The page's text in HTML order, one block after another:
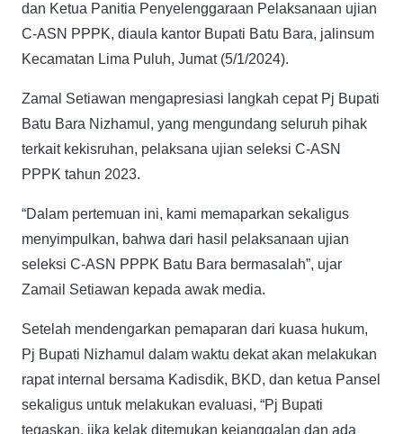
dan Ketua Panitia Penyelenggaraan Pelaksanaan ujian
C-ASN PPPK, diaula kantor Bupati Batu Bara, jalinsum
Kecamatan Lima Puluh, Jumat (5/1/2024).
Zamal Setiawan mengapresiasi langkah cepat Pj Bupati
Batu Bara Nizhamul, yang mengundang seluruh pihak
terkait kekisruhan, pelaksana ujian seleksi C-ASN
PPPK tahun 2023.
“Dalam pertemuan ini, kami memaparkan sekaligus
menyimpulkan, bahwa dari hasil pelaksanaan ujian
seleksi C-ASN PPPK Batu Bara bermasalah”, ujar
Zamail Setiawan kepada awak media.
Setelah mendengarkan pemaparan dari kuasa hukum,
Pj Bupati Nizhamul dalam waktu dekat akan melakukan
rapat internal bersama Kadisdik, BKD, dan ketua Pansel
sekaligus untuk melakukan evaluasi, “Pj Bupati
tegaskan, jika kelak ditemukan kejanggalan dan ada